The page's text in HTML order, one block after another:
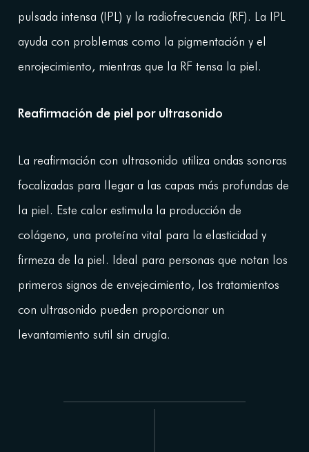
pulsada intensa (IPL) y la radiofrecuencia (RF). La IPL
ayuda con problemas como la pigmentación y el
enrojecimiento, mientras que la RF tensa la piel.
Reafirmación de piel por ultrasonido
La reafirmación con ultrasonido utiliza ondas sonoras
focalizadas para llegar a las capas más profundas de
la piel. Este calor estimula la producción de
colágeno, una proteína vital para la elasticidad y
firmeza de la piel. Ideal para personas que notan los
primeros signos de envejecimiento, los tratamientos
con ultrasonido pueden proporcionar un
levantamiento sutil sin cirugía.